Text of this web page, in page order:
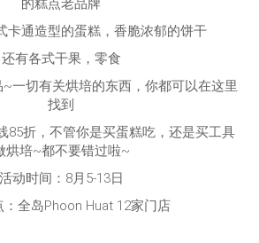
卡通造型的蛋糕，香脆浓郁的饼干
还有各式干果，零食
一切有关烘培的东西，你都可以在这里
找到
85折，不管你是买蛋糕吃，还是买工具
烘培~都不要错过啦~
活动时间：8月5-13日
：全岛Phoon Huat 12家门店